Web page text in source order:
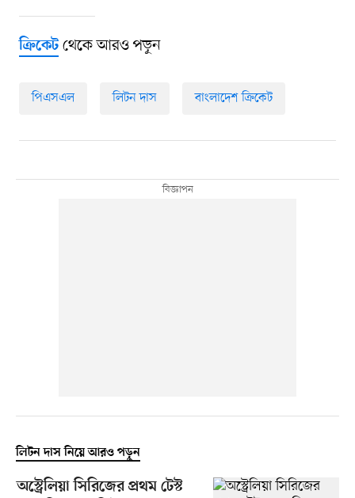
ক্রিকেটথেকে আরও পড়ুন
পিএসএল লিটন দাস বাংলাদেশ ক্রিকেট
লিটন দাস নিয়ে আরও পড়ুন
অস্ট্রেলিয়া সিরিজের প্রথম টেস্ট